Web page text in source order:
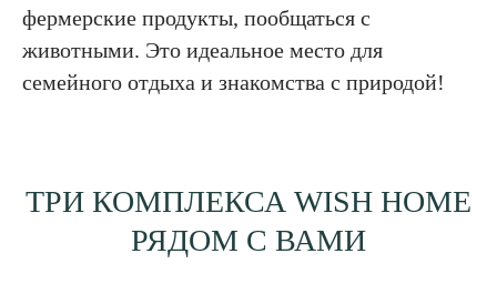
фермерские продукты, пообщаться с
животными. Это идеальное место для
семейного отдыха и знакомства с природой!
ТРИ КОМПЛЕКСА WISH HOME
РЯДОМ С ВАМИ